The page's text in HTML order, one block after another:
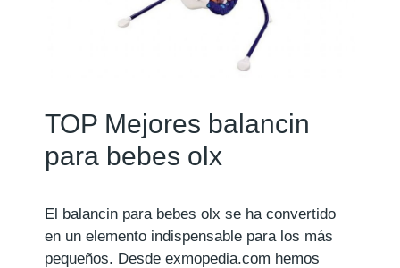
TOP Mejores balancin
para bebes olx
El balancin para bebes olx se ha convertido
en un elemento indispensable para los más
pequeños. Desde exmopedia.com hemos